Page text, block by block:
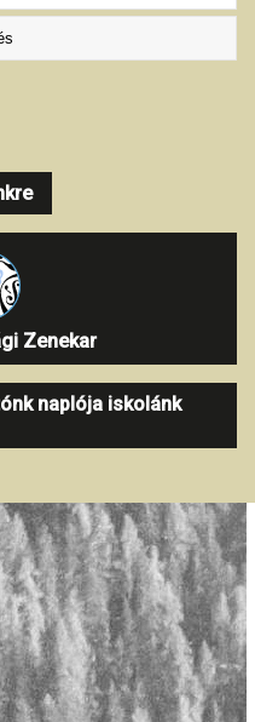
Zenekar
naplója iskolánk